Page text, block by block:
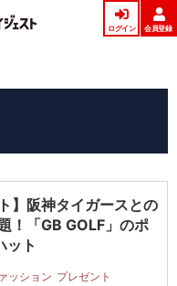
ログイン 会員登録
】阪神タイガースとの
！「GB GOLF」のポ
ット
ッション プレゼント